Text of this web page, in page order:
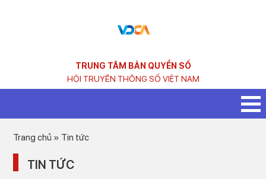
TRUNG TÂM BẢN QUYỀN SỐ
HỘI TRUYỀN THÔNG SỐ VIỆT NAM
Trang chủ » Tin tức
TIN TỨC